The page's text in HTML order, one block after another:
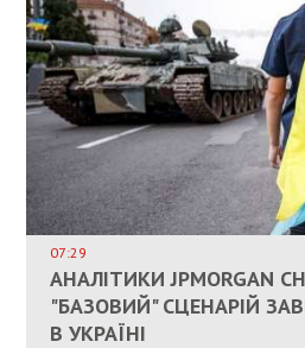
КАНДИДАТ В ПРЕМЬЕРЫ
ЕС ПРЕКРАТИТЬ
УКРАИНЕ
07:29
АНАЛІТИКИ JPMORGAN
"БАЗОВИЙ" СЦЕНАРІЙ
В УКРАЇНІ
ВЛАСНИКАМ
ДОЗВОЛИЛИ НЕ ПЛАТИТИ
ИНТЕГРАЦИЯ УКРАИНЫ
СОСТОИТСЯ В
РЮТТЕ
ПАЛИВНИЙ РИНОК
АНАЛІТИКИ
СПЕКУЛЯЦІЇ